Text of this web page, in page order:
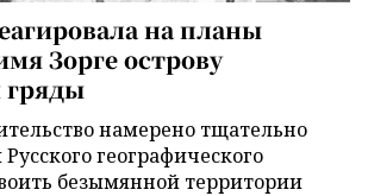
на планы
Зорге острову
гряды
намерено тщательно
географического
безымянной территории